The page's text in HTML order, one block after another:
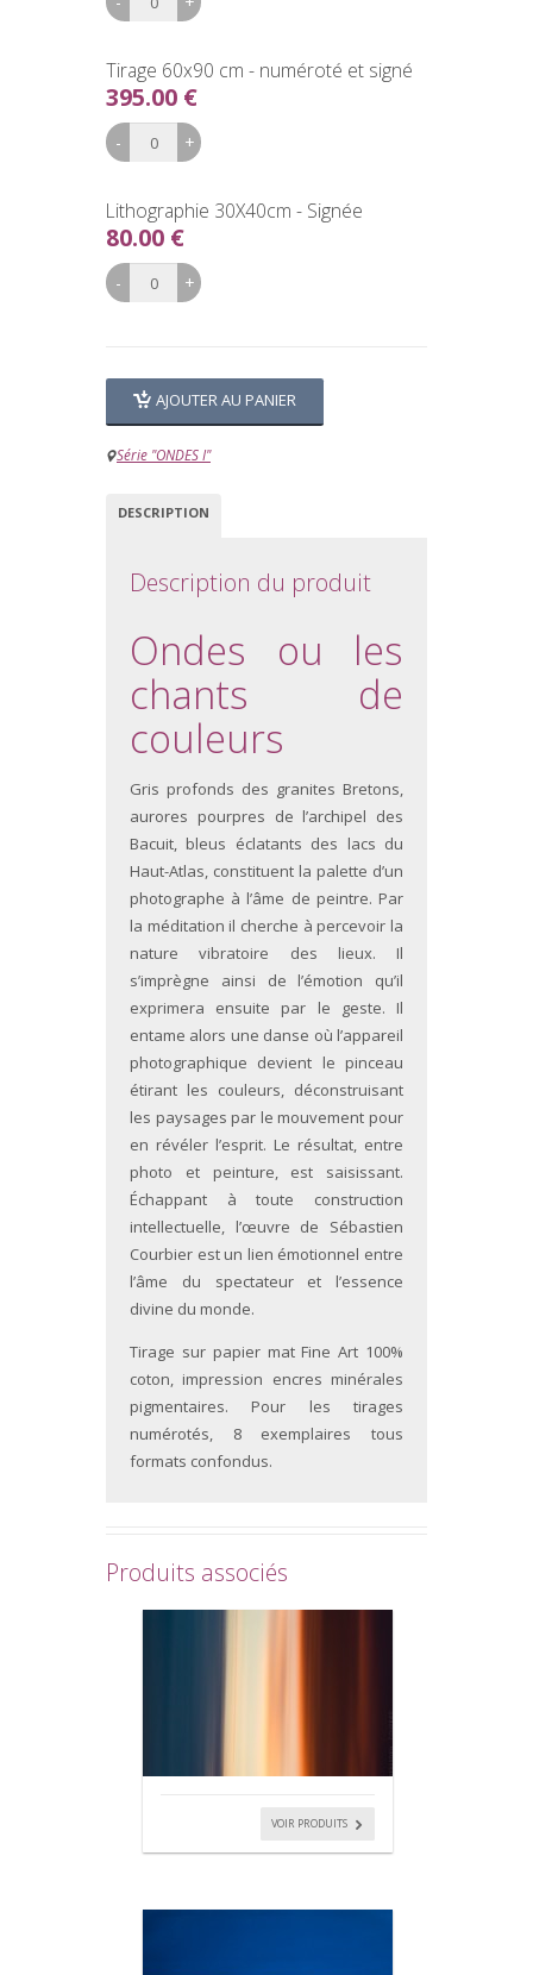
Tirage 60x90 cm - numéroté et signé
395.00 €
Lithographie 30X40cm - Signée
80.00 €
AJOUTER AU PANIER
Série "ONDES I"
DESCRIPTION
Description du produit
Ondes ou les
chants de
couleurs
Gris profonds des granites Bretons,
aurores pourpres de l’archipel des
Bacuit, bleus éclatants des lacs du
Haut-Atlas, constituent la palette d’un
photographe à l’âme de peintre. Par
la méditation il cherche à percevoir la
nature vibratoire des lieux. Il
s’imprègne ainsi de l’émotion qu’il
exprimera ensuite par le geste. Il
entame alors une danse où l’appareil
photographique devient le pinceau
étirant les couleurs, déconstruisant
les paysages par le mouvement pour
en révéler l’esprit. Le résultat, entre
photo et peinture, est saisissant.
Échappant à toute construction
intellectuelle, l’œuvre de Sébastien
Courbier est un lien émotionnel entre
l’âme du spectateur et l’essence
divine du monde.
Tirage sur papier mat Fine Art 100%
coton, impression encres minérales
pigmentaires. Pour les tirages
numérotés, 8 exemplaires tous
formats confondus.
Produits associés
VOIR PRODUITS